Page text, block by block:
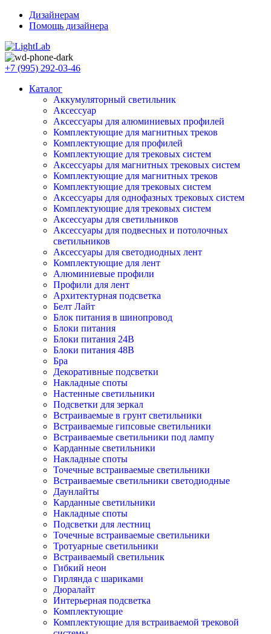
Дизайнерам
Помощь дизайнера
+7 (995) 292-03-46
Каталог
Аккумуляторный светильник
Аксессуар
Аксессуары для алюминиевых профилей
Комплектующие для магнитных треков
Комплектующие для профилей
Комплектующие для трековых систем
Аксессуары для магнитных трековых систем
Комплектующие для магнитных треков
Комплектующие для трековых систем
Аксессуары для однофазных трековых систем
Комплектующие для трековых систем
Аксессуары для светильников
Аксессуары для подвесных и потолочных
светильников
Аксессуары для светодиодных лент
Комплектующие для лент
Алюминиевые профили
Профили для лент
Архитектурная подсветка
Белт Лайт
Блок питания в шинопровод
Блоки питания
Блоки питания 24В
Блоки питания 48В
Бра
Декоративные подсветки
Накладные споты
Настенные светильники
Подсветки для зеркал
Встраиваемые в грунт светильники
Встраиваемые гипсовые светильники
Встраиваемые светильники под лампу
Карданные светильники
Накладные споты
Точечные встраиваемые светильники
Встраиваемые светильники светодиодные
Даунлайты
Карданные светильники
Накладные споты
Подсветки для лестниц
Точечные встраиваемые светильники
Тротуарные светильники
Встраиваемый светильник
Гибкий неон
Гирлянда с шариками
Дюралайт
Интерьерная подсветка
Комплектующие
Комплектующие для встраиваемой трековой